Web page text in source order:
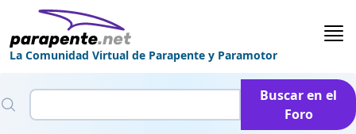
La Comunidad Virtual de Parapente y Paramotor
Buscar en el
Foro